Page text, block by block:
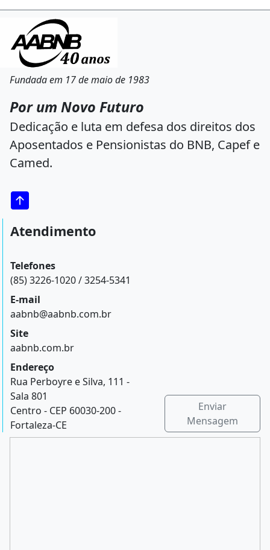
Fundada em 17 de maio de 1983
Por um Novo Futuro
Dedicação e luta em defesa dos direitos dos
Aposentados e Pensionistas do BNB, Capef e
Camed.
Atendimento
Telefones
(85) 3226-1020 / 3254-5341
E-mail
aabnb@aabnb.com.br
Site
aabnb.com.br
Endereço
Rua Perboyre e Silva, 111 -
Sala 801
Centro - CEP 60030-200 -
Fortaleza-CE
Enviar
Mensagem